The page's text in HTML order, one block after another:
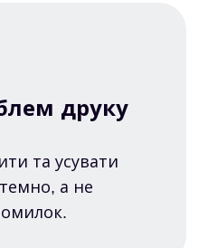
друку
та усувати
а не